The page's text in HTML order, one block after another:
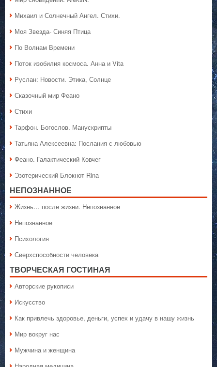
Михаил и Солнечный Ангел. Стихи.
Моя Звезда- Синяя Птица
По Волнам Времени
Поток изобилия космоса. Анна и Vita
Руслан: Новости. Этика, Солнце
Сказочный мир Феано
Стихи
Тарфон. Богослов. Манускрипты
Татьяна Алексеевна: Послания с любовью
Феано. Галактический Ковчег
Эзотерический Блокнот Rina
НЕПОЗНАННОЕ
Жизнь… после жизни. Непознанное
Непознанное
Психология
Сверхспособности человека
ТВОРЧЕСКАЯ ГОСТИНАЯ
Авторские рукописи
Искусство
Как привлечь здоровье, деньги, успех и удачу в нашу жизнь
Мир вокруг нас
Мужчина и женщина